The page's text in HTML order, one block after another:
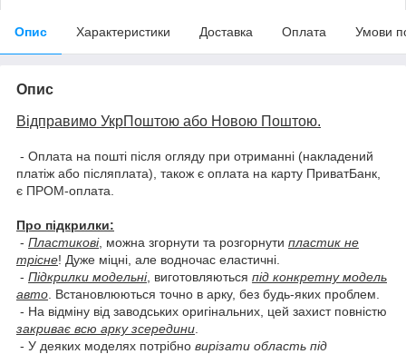
Опис Характеристики Доставка Оплата Умови
Опис
Відправимо УкрПоштою або Новою Поштою.
- Оплата на пошті після огляду при отриманні (накладений
платіж або післяплата), також є оплата на карту ПриватБанк,
є ПРОМ-оплата.
Про підкрилки:
- Пластикові, можна згорнути та розгорнути пластик не
трісне! Дуже міцні, але водночас еластичні.
- Підкрилки модельні, виготовляються під конкретну модель
авто . Встановлюються точно в арку, без будь-яких проблем.
- На відміну від заводських оригінальних, цей захист повністю
закриває всю арку зсередини
- У деяких моделях потрібно вирізати область під